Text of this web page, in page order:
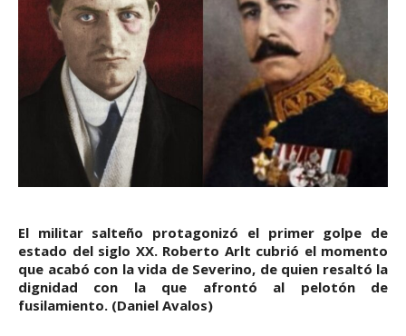
El militar salteño protagonizó el primer golpe de
estado del siglo XX. Roberto Arlt cubrió el momento
que acabó con la vida de Severino, de quien resaltó la
dignidad con la que afrontó al pelotón de
fusilamiento. (Daniel Avalos)